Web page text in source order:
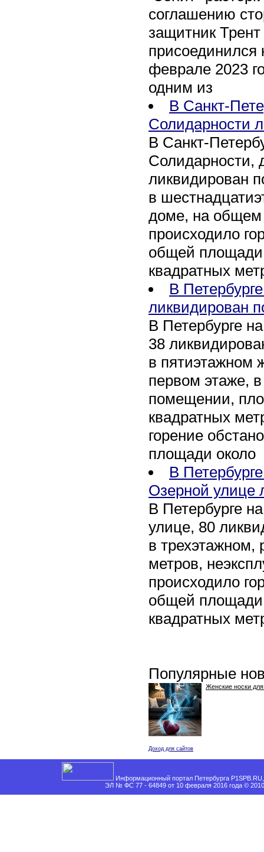
соглашению
защитник
присоединился
феврале 2023
одним из
В Санкт-
Солидарности
В Санкт-
Солидарности,
ликвидирован
в
доме, на общем
происходило
общей площади
квадратных
В
ликвидирован
В Петербурге
38
в пятиэтажном
первом этаже,
помещении,
квадратных
горение
площади около
В
Озерной улице
В Петербурге
улице, 80
в трехэтажном,
метров,
происходило
общей площади
квадратных
Популярные
Женские носки
Доход для сайтов
Информационный портал Петербурга
ЭЛ № ФС 77 - 64849 от 10 февраля 2016 года ©